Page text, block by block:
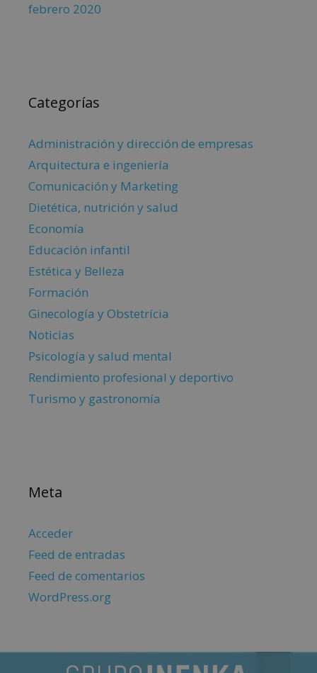
febrero 2020
Categorías
Administración y dirección de empresas
Arquitectura e ingeniería
Comunicación y Marketing
Dietética, nutrición y salud
Economía
Educación infantil
Estética y Belleza
Formación
Ginecología y Obstetrícia
Noticias
Psicología y salud mental
Rendimiento profesional y deportivo
Turismo y gastronomía
Meta
Acceder
Feed de entradas
Feed de comentarios
WordPress.org